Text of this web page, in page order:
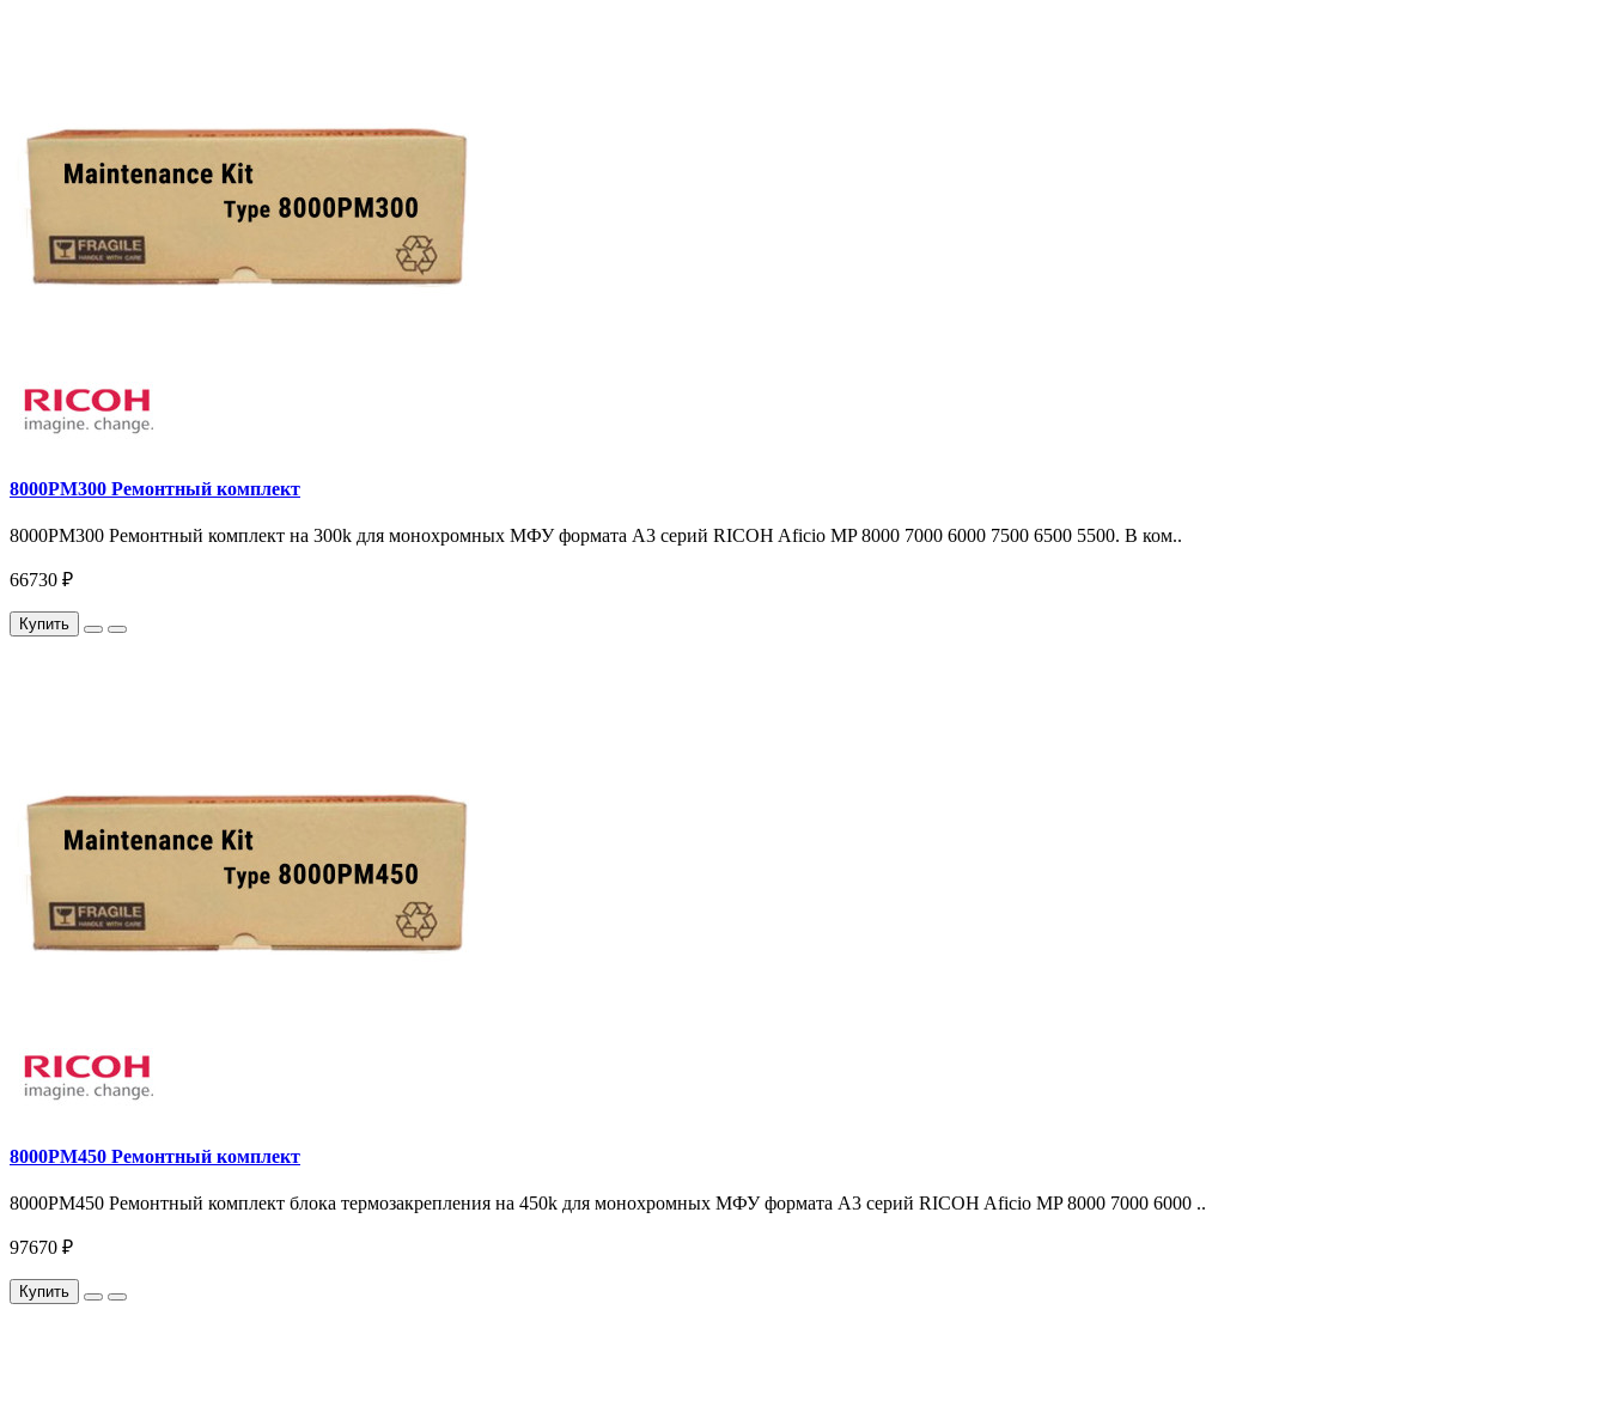
8000PM300 Ремонтный комплект
8000PM300 Ремонтный комплект на 300k для монохромных МФУ формата A3 серий RICOH Aficio MP 8000 7000 6000 7500 6500 5500. В ком..
66730 ₽
Купить
8000PM450 Ремонтный комплект
8000PM450 Ремонтный комплект блока термозакрепления на 450k для монохромных МФУ формата A3 серий RICOH Aficio MP 8000 7000 6000 ..
97670 ₽
Купить